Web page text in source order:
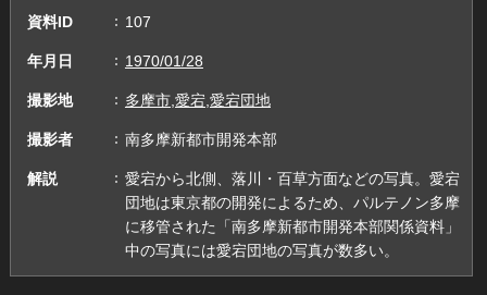
資料ID 107
年月日 1970/01/28
撮影地 多摩市,愛宕,愛宕団地
撮影者 南多摩新都市開発本部
解説
愛宕から北側、落川・百草方面などの写真。愛宕
団地は東京都の開発によるため、パルテノン多摩
に移管された「南多摩新都市開発本部関係資料」
中の写真には愛宕団地の写真が数多い。